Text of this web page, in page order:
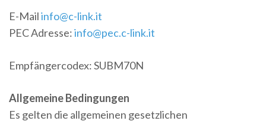
E-Mailinfo@c-link.it
PEC Adresse:info@pec.c-link.it
Empfängercodex: SUBM70N
Allgemeine Bedingungen
Es gelten die allgemeinen gesetzlichen